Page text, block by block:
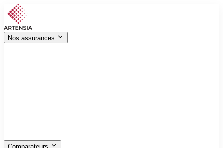
Nos assurances
Comparateurs